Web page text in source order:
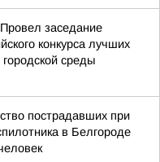
заседание
конкурса лучших
среды
пострадавших при
в Белгороде